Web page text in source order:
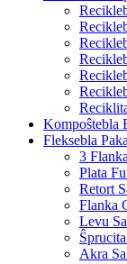
Kompoŝtebla
Fleksebla
3
Plata
Retort
Flanka
Levu
Akra